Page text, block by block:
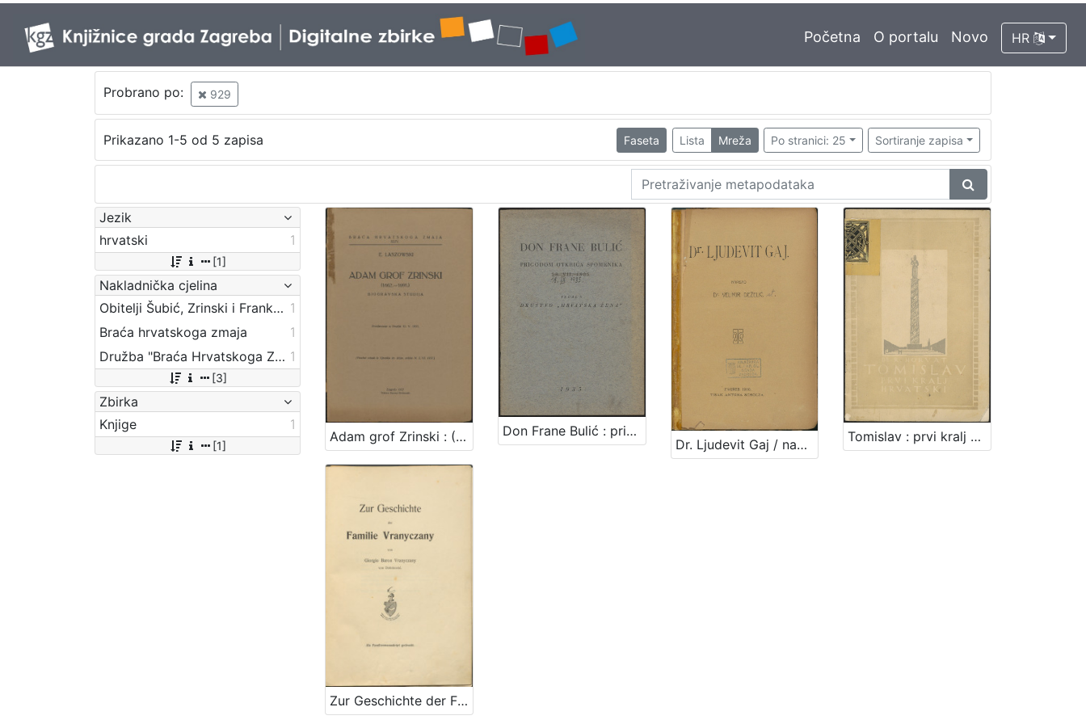
Početna O portalu Novo HR
Probrano po: 929
Prikazano 1-5 od 5 zapisa Faseta Lista Mreža Po stranici: 25 Sortiranje zapisa
Jezik
hrvatski
1
[1]
Nakladnička cjelina
Obitelji Šubić, Zrinski i Frankopan 1
Braća hrvatskoga zmaja
1
Družba "Braća Hrvatskoga Zmaja" 1
[3]
Zbirka
Knjige
1
[1]
Adam grof Zrinski : (1662.-1691.) : biogravska studija : predavanje u Družbi 12.V.1937. / E. Laszowski
Don Frane Bulić : prigodom otkrića spomenika 28. VII. [ i. e. 15. IX] 1935. / [Marija Kumičić]
Dr. Ljudevit Gaj / napisao Velimir Deželić
Tomislav : prvi kralj hrvatski / Rudolf Horvat
Zur Geschichte der Familie Vranyczany : als Familienmanuskript gedruckt / von Giorgio Baron Vranyczany von Dobinović